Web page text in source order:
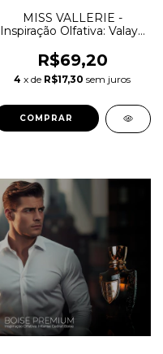
MISS VALLERIE -
Inspiração Olfativa: Valaya
R$69,20
4 x de R$17,30 sem juros
COMPRAR